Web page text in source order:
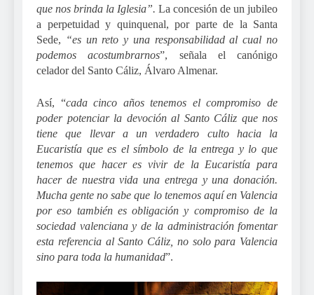
que nos brinda la Iglesia”. La concesión de un jubileo
a perpetuidad y quinquenal, por parte de la Santa
Sede, “es un reto y una responsabilidad al cual no
podemos acostumbrarnos”, señala el canónigo
celador del Santo Cáliz, Álvaro Almenar.
Así, “cada cinco años tenemos el compromiso de
poder potenciar la devoción al Santo Cáliz que nos
tiene que llevar a un verdadero culto hacia la
Eucaristía que es el símbolo de la entrega y lo que
tenemos que hacer es vivir de la Eucaristía para
hacer de nuestra vida una entrega y una donación.
Mucha gente no sabe que lo tenemos aquí en Valencia
por eso también es obligación y compromiso de la
sociedad valenciana y de la administración fomentar
esta referencia al Santo Cáliz, no solo para Valencia
sino para toda la humanidad”.